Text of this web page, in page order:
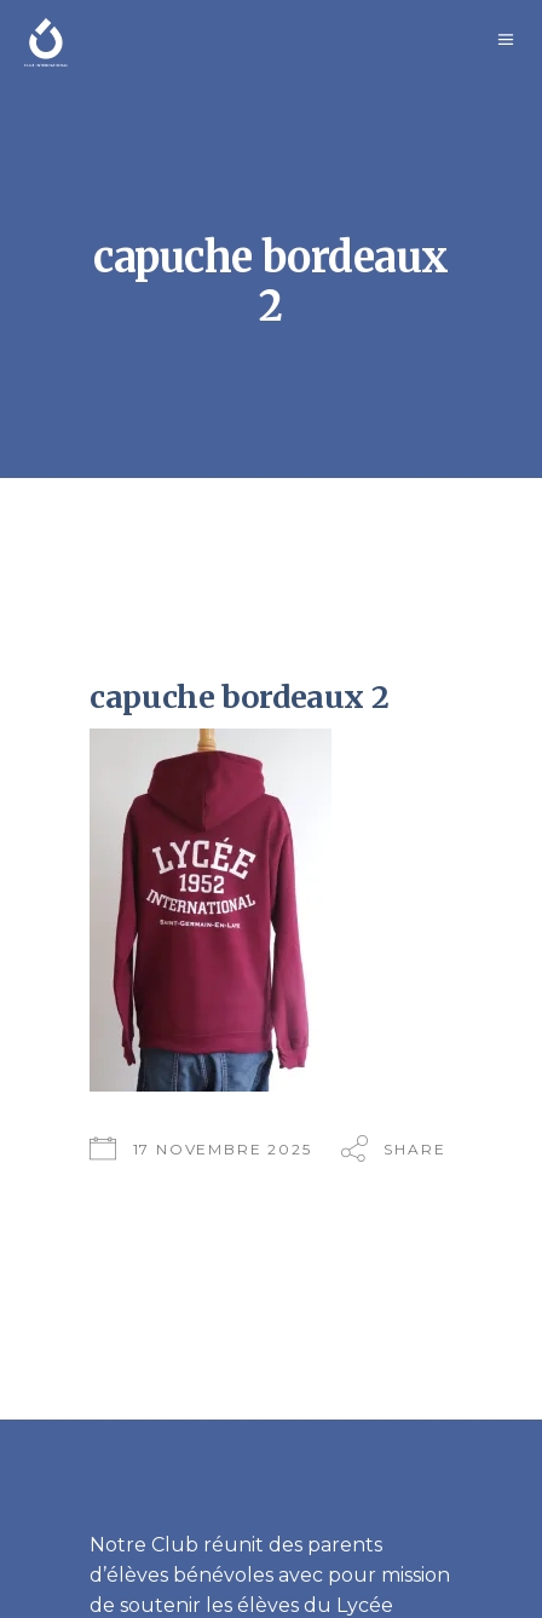
capuche bordeaux
2
capuche bordeaux 2
17 NOVEMBRE 2025 SHARE
Notre Club réunit des parents
d’élèves bénévoles avec pour mission
de soutenir les élèves du Lycée